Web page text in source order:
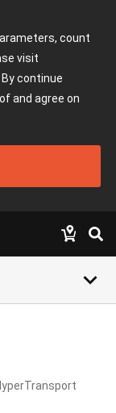
count
visit
continue
and agree on
keyboard_arrow_down